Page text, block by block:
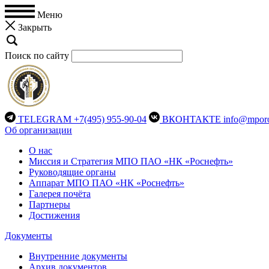
Меню
Закрыть
Поиск по сайту
TELEGRAM +7(495) 955-90-04 ВКОНТАКТЕ
Об организации
О нас
Миссия и Стратегия МПО ПАО «НК «Роснефть»
Руководящие органы
Аппарат МПО ПАО «НК «Роснефть»
Галерея почёта
Партнеры
Достижения
Документы
Внутренние документы
Архив документов